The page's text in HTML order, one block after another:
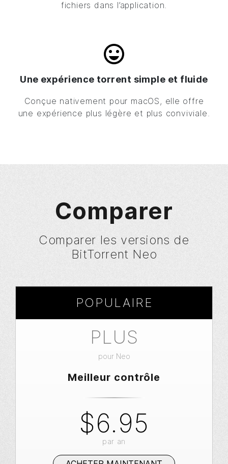
fichiers dans l’application.
Une expérience torrent simple et fluide
Conçue nativement pour macOS, elle offre
une expérience plus légère et plus conviviale.
Comparer
Comparer les versions de
BitTorrent Neo
POPULAIRE
PLUS
pour Neo
Meilleur contrôle
$6.95
par an